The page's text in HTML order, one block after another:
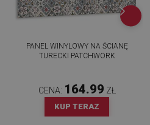
PANEL WINYLOWY NA ŚCIANĘ
TURECKI PATCHWORK
CENA: 164.99 ZŁ
KUP TERAZ